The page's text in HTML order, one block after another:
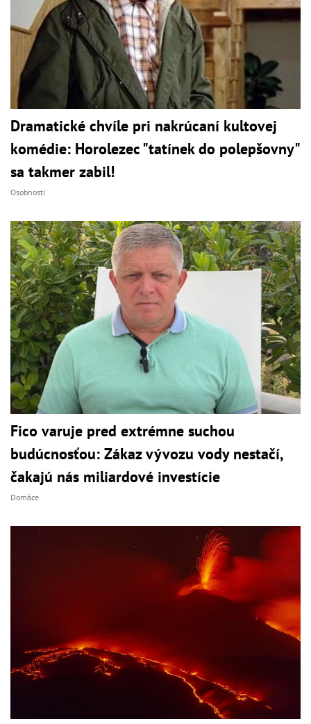
Dramatické chvíle pri nakrúcaní kultovej
komédie: Horolezec "tatínek do polepšovny"
sa takmer zabil!
Osobnosti
Fico varuje pred extrémne suchou
budúcnosťou: Zákaz vývozu vody nestačí,
čakajú nás miliardové investície
Domáce